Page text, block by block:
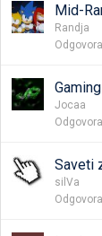
Mid-
Randja
Odgovora
Jocaa
Odgovora
Saveti
silVa
Odgovora